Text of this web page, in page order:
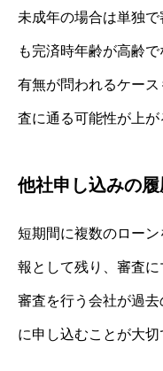
未成年の場合は単独
も完済時年齢が高齢
有無が問われるケー
査に通る可能性が上が
他社申し込みの
短期間に複数のロー
報として残り、審査に
審査を行う会社が過
に申し込むことが大切